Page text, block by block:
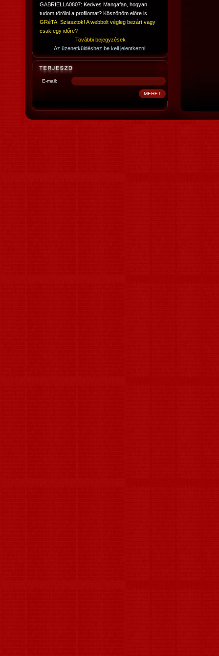
GABRIELLA0807: Kedves Mangafan, hogyan
tudom törölni a profilomat? Köszönöm előre is.
GRéTA: Sziasztok! A webbolt végleg bezárt vagy
csak egy időre?
További bejegyzések
Az üzenetküldéshez be kell jelentkezni!
E-mail: